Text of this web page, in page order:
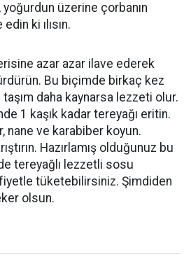
yoğurdun üzerine çorbanın
ki ılısın.
azar azar ilave ederek
Bu biçimde birkaç kez
taşım daha kaynarsa lezzeti olur.
1 kaşık kadar tereyağı eritin.
nane ve karabiber koyun.
Hazırlamış olduğunuz bu
tereyağlı lezzetli sosu
tüketebilirsiniz. Şimdiden
olsun.